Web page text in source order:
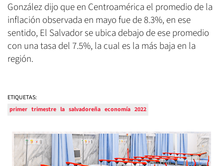
González dijo que en Centroamérica el promedio de la
inflación observada en mayo fue de 8.3%, en ese
sentido, El Salvador se ubica debajo de ese promedio
con una tasa del 7.5%, la cual es la más baja en la
región.
ETIQUETAS:
primer trimestre la salvadoreña economía 2022